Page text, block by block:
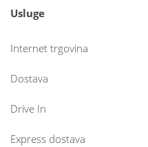
Usluge
Internet trgovina
Dostava
Drive In
Express dostava